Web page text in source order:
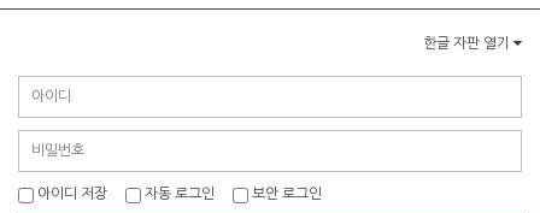
한글 자판 열기
아이디 저장 자동 로그인 보안 로그인